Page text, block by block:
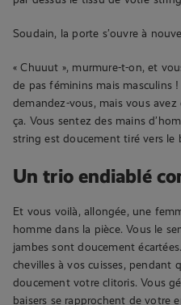
Soudain, la porte s’ouvre à
« Chuuut », murmure-t-on, et
de pas féminins mais masculins
demandez-vous, mais vous avez
ça. Vous sentez des mains
string est doucement tiré vers le
Un trio endiablé
Et vous voilà, allongée, une
homme dans la pièce. Vous le
jambes sont doucement
chevilles à vos cuisses, pendant
doucement votre clitoris. Vous
baisers se rapprochent de votre